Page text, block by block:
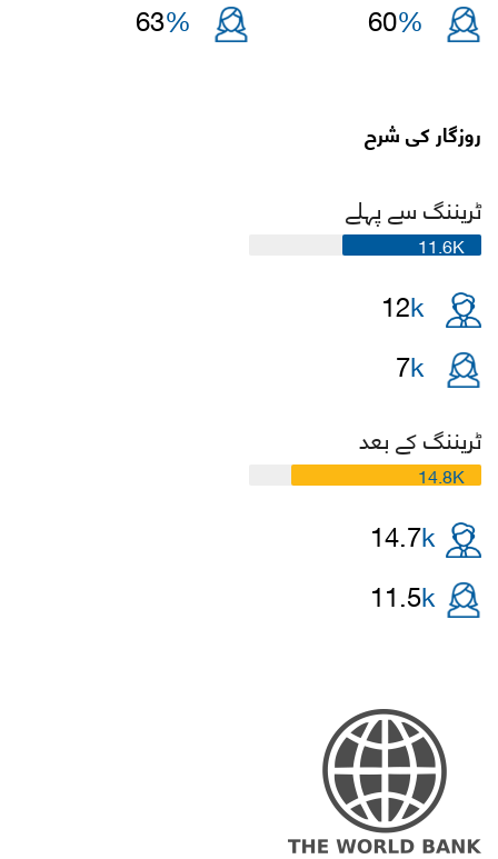
%
60
%
63
روزگار کی شرح
ٹریننگ سے پہلے
11.6K
k
12
k
7
ٹریننگ کے بعد
14.8K
k
14.7
k
11.5